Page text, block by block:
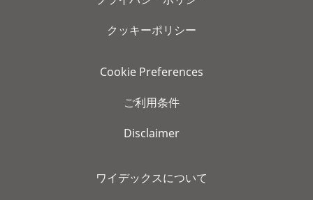
クッキーポリシー
Cookie Preferences
ご利用条件
Disclaimer
ワイデックスについて